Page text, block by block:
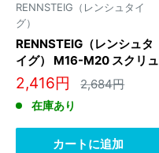
RENNSTEIG（レンシュタイ
グ）
RENNSTEIG（レンシュタ
イグ） M16-M20 スクリュ
ーエキストラクター 471
005 3
販
売
価
格
2,416円 通
常
2,684円
在庫あり
カートに追加